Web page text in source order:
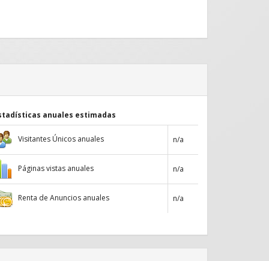
anuales estimadas
Visitantes Únicos anuales n/a
Páginas vistas anuales n/a
Renta de Anuncios anuales n/a